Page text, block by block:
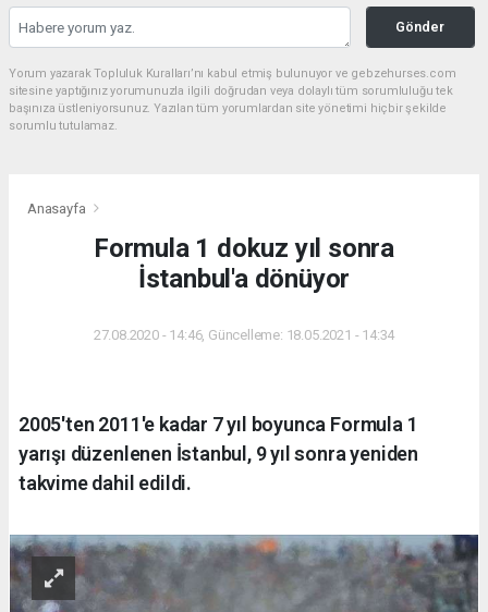
Gönder
Yorum yazarak Topluluk Kuralları’nı kabul etmiş bulunuyor ve gebzehurses.com
sitesine yaptığınız yorumunuzla ilgili doğrudan veya dolaylı tüm sorumluluğu tek
başınıza üstleniyorsunuz. Yazılan tüm yorumlardan site yönetimi hiçbir şekilde
sorumlu tutulamaz.
Anasayfa
Formula 1 dokuz yıl sonra
İstanbul'a dönüyor
27.08.2020 - 14:46, Güncelleme: 18.05.2021 - 14:34
2005'ten 2011'e kadar 7 yıl boyunca Formula 1
yarışı düzenlenen İstanbul, 9 yıl sonra yeniden
takvime dahil edildi.